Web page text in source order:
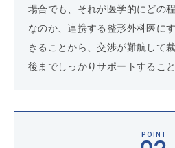
場合でも、それが医学的にどの
なのか、連携する整形外科医に
きることから、交渉が難航して
後までしっかりサポートすること
POINT